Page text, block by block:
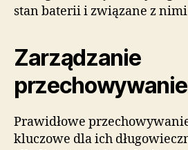
stan baterii i związane z
Zarządzanie
Prawidłowe
kluczowe dla ich